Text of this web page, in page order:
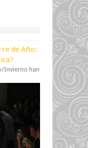
de Año:
Invierno han